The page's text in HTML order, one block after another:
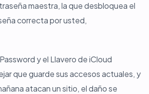
maestra, la que desbloquea el
correcta por usted,
y el Llavero de iCloud
que guarde sus accesos actuales, y
atacan un sitio, el daño se